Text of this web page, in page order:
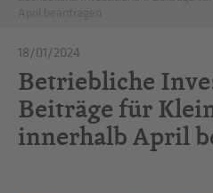
18/01/2024
Betriebliche
Beiträge für
innerhalb April